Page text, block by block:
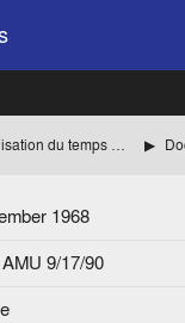
Fonds Jean Monnet : Organisation du temps de travail
1968
9/17/90